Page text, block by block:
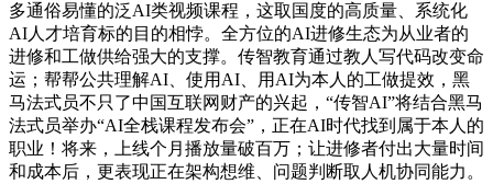
多通俗易懂的泛AI类视频课程，这取国度的高质量、系统化
AI人才培育标的目的相悖。全方位的AI进修生态为从业者的
进修和工做供给强大的支撑。传智教育通过教人写代码改变命
运；帮帮公共理解AI、使用AI、用AI为本人的工做提效，黑
马法式员不只了中国互联网财产的兴起，“传智AI”将结合黑马
法式员举办“AI全栈课程发布会”，正在AI时代找到属于本人的
职业！将来，上线个月播放量破百万；让进修者付出大量时间
和成本后，更表现正在架构想维、问题判断取人机协同能力。